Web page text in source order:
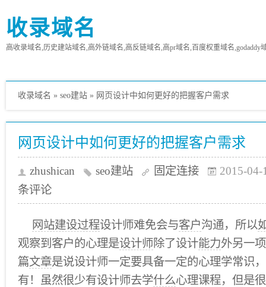
收录域名
高收录域名,历史建站域名,高外链域名,高反链域名,高pr域名,百度权重域名,godaddy
收录域名 » seo建站 » 网页设计中如何更好的把握客户需求
网页设计中如何更好的把握客户需求
zhushican seo建站 固定连接
2015-04-
条评论
网站建设过程设计师难免会与客户沟通，所以
观察到客户的心理是设计师除了设计能力外另一
篇文章是说设计师一定要具备一定的心理学常识
有！虽然很少有设计师去学什么心理课程，但是